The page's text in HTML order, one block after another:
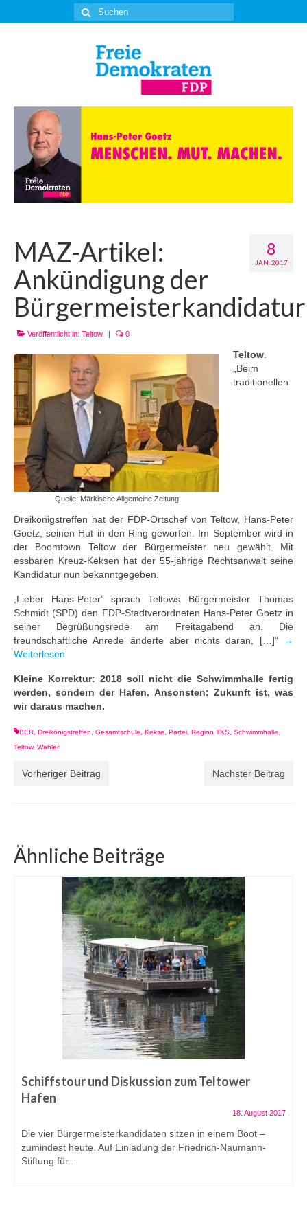
Suche
nach:
8
JAN. 2017
MAZ-Artikel:
Ankündigung der
Bürgermeisterkandidatur
Veröffentlicht in: Teltow | 0
Quelle: Märkische Allgemeine Zeitung
Teltow
„Beim
traditionellen
Dreikönigstreffen hat der FDP-Ortschef von Teltow, Hans-Peter
Goetz, seinen Hut in den Ring geworfen. Im September wird in
der Boomtown Teltow der Bürgermeister neu gewählt. Mit
essbaren Kreuz-Keksen hat der 55-jährige Rechtsanwalt seine
Kandidatur nun bekanntgegeben.
,Lieber Hans-Peter‘ sprach Teltows Bürgermeister Thomas
Schmidt (SPD) den FDP-Stadtverordneten Hans-Peter Goetz in
seiner Begrüßungsrede am Freitagabend an. Die
freundschaftliche Anrede änderte aber nichts daran, […]“
→
Weiterlesen
Kleine Korrektur: 2018 soll nicht die Schwimmhalle fertig
werden, sondern der Hafen. Ansonsten: Zukunft ist, was
wir daraus machen.
BER Dreikönigstreffen Gesamtschule Kekse Partei Region TKS Schwimmhalle
Teltow, Wahlen
Vorheriger Beitrag Nächster Beitrag
Ähnliche Beiträge
Schiffstour und Diskussion zum Teltower
Hafen
18. August 2017
Die vier Bürgermeisterkandidaten sitzen in einem Boot –
zumindest heute. Auf Einladung der Friedrich-Naumann-
Stiftung für...